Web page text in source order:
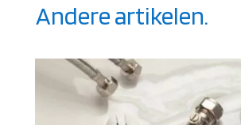
Andere artikelen.